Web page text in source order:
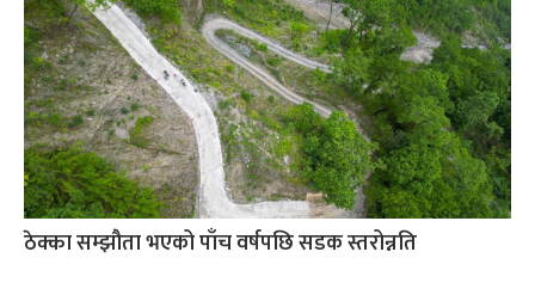
ठेक्का सम्झौता भएको पाँच वर्षपछि सडक स्तरोन्नति